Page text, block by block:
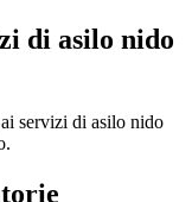
di asilo nido
servizi di asilo nido